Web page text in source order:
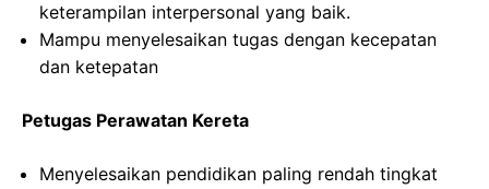
keterampilan interpersonal yang baik.
Mampu menyelesaikan tugas dengan kecepatan
dan ketepatan
Petugas Perawatan Kereta
Menyelesaikan pendidikan paling rendah tingkat